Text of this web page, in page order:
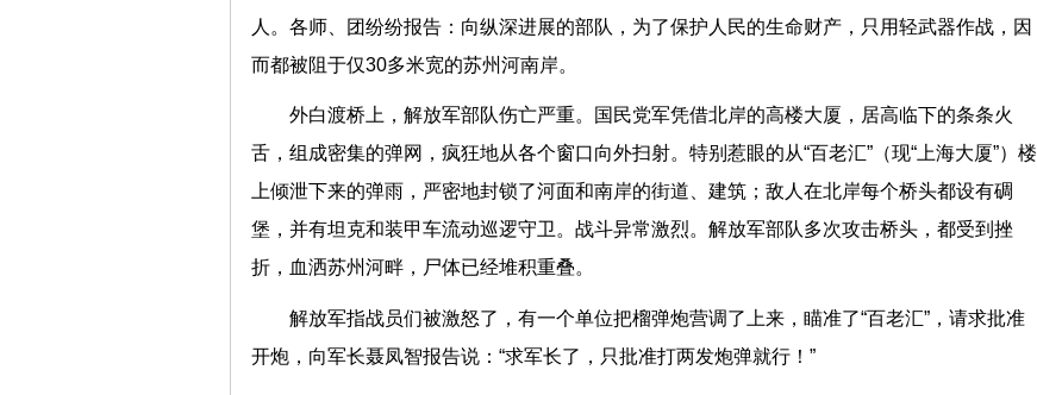
人。各师、团纷纷报告：向纵深进展的部队，为了保护人民的生命财产，只用轻武器作战，因
而都被阻于仅30多米宽的苏州河南岸。
外白渡桥上，解放军部队伤亡严重。国民党军凭借北岸的高楼大厦，居高临下的条条火
舌，组成密集的弹网，疯狂地从各个窗口向外扫射。特别惹眼的从“百老汇”（现“上海大厦”）楼
上倾泄下来的弹雨，严密地封锁了河面和南岸的街道、建筑；敌人在北岸每个桥头都设有碉
堡，并有坦克和装甲车流动巡逻守卫。战斗异常激烈。解放军部队多次攻击桥头，都受到挫
折，血洒苏州河畔，尸体已经堆积重叠。
解放军指战员们被激怒了，有一个单位把榴弹炮营调了上来，瞄准了“百老汇”，请求批准
开炮，向军长聂凤智报告说：“求军长了，只批准打两发炮弹就行！”